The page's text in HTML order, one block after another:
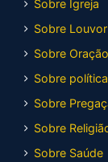
Sobre Igreja
Sobre
Sobre Oração
Sobre política
Sobre
Sobre
Sobre Saúde